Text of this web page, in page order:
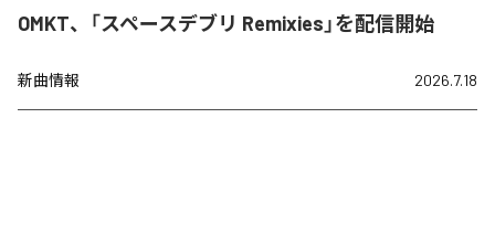
OMKT、「スペースデブリ Remixies」を配信開始
新曲情報 2026.7.18